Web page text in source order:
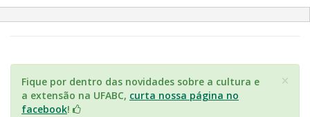
×
Fique por dentro das novidades sobre a cultura e
a extensão na UFABC, curta nossa página no
facebook!